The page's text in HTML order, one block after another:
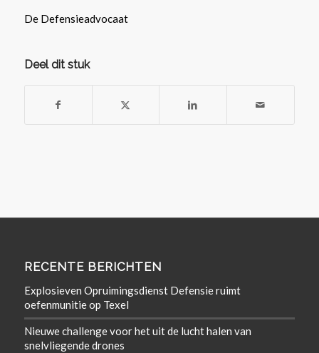
De Defensieadvocaat
Deel dit stuk
RECENTE BERICHTEN
Explosieven Opruimingsdienst Defensie ruimt
oefenmunitie op Texel
Nieuwe challenge voor het uit de lucht halen van
snelvliegende drones